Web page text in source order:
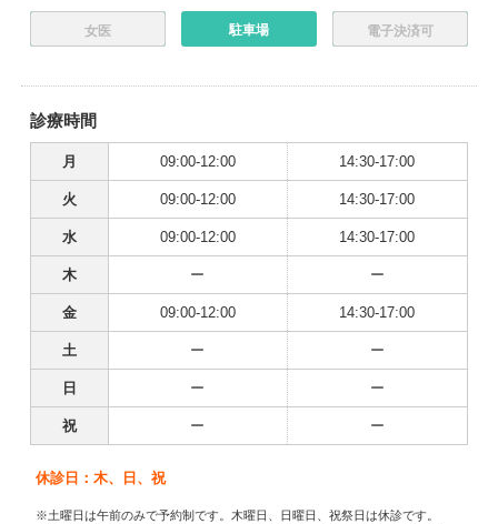
女医 駐車場 電子決済可
診療時間
月 09:00-12:00 14:30-17:00
火 09:00-12:00 14:30-17:00
水 09:00-12:00 14:30-17:00
木 ー ー
金 09:00-12:00 14:30-17:00
土 ー ー
日 ー ー
祝 ー ー
休診日：木、日、祝
※土曜日は午前のみで予約制です。木曜日、日曜日、祝祭日は休診です。